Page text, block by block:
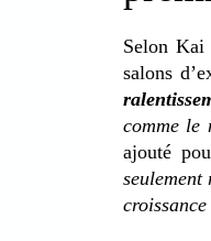
Selon Kai
salons
comme le
ajouté
croissance